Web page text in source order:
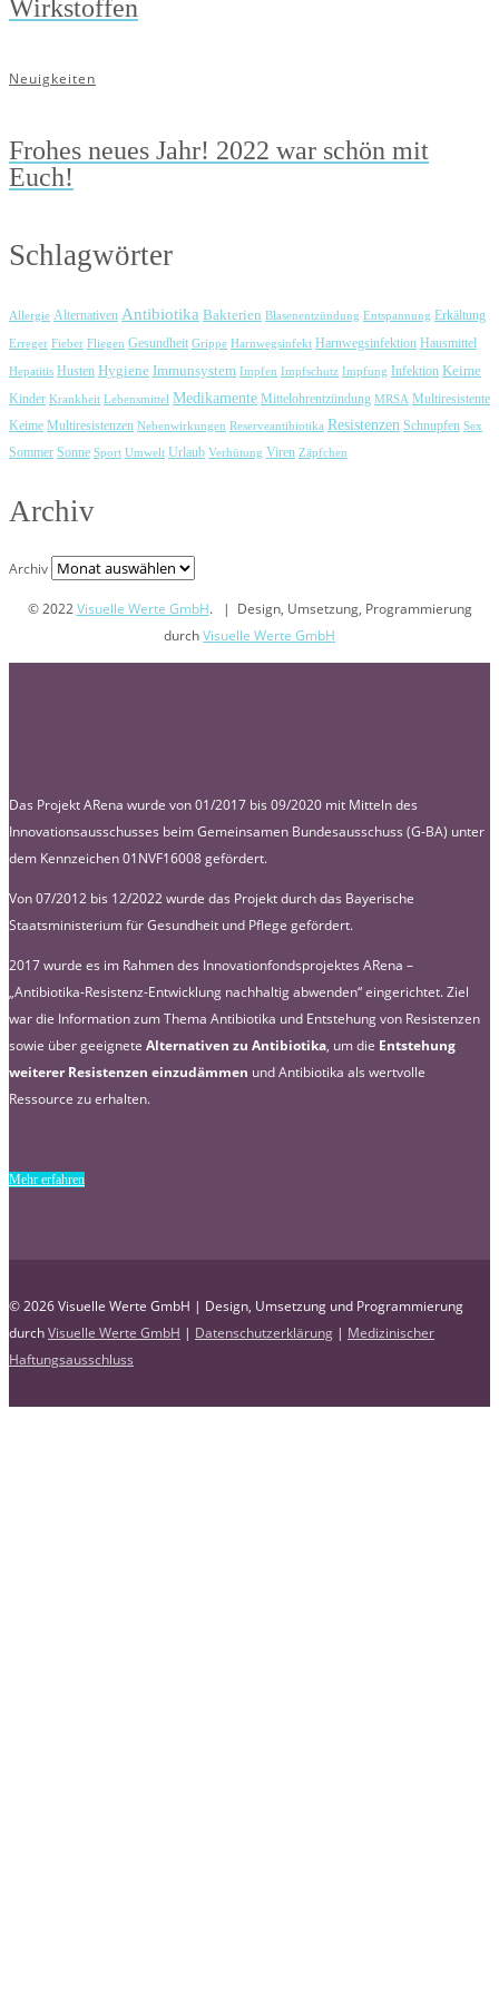
Wirkstoffen
Neuigkeiten
Frohes neues Jahr! 2022 war schön mit
Euch!
Schlagwörter
Allergie Alternativen Antibiotika Bakterien Blasenentzündung Entspannung Erkältung
Erreger Fieber Fliegen Gesundheit Grippe Harnwegsinfekt Harnwegsinfektion Hausmittel
Hepatitis Husten Hygiene Immunsystem Impfen Impfschutz Impfung Infektion Keime
Kinder Krankheit Lebensmittel Medikamente Mittelohrentzündung MRSA Multiresistente
Keime Multiresistenzen Nebenwirkungen Reserveantibiotika Resistenzen Schnupfen Sex
Sommer Sonne Sport Umwelt Urlaub Verhütung Viren Zäpfchen
Archiv
Archiv
© 2022Visuelle Werte GmbH. | Design, Umsetzung, Programmierung
durchVisuelle Werte GmbH
Das Projekt ARena wurde von 01/2017 bis 09/2020 mit Mitteln des
Innovationsausschusses beim Gemeinsamen Bundesausschuss (G-BA) unter
dem Kennzeichen 01NVF16008 gefördert.
Von 07/2012 bis 12/2022 wurde das Projekt durch das Bayerische
Staatsministerium für Gesundheit und Pflege gefördert.
2017 wurde es im Rahmen des Innovationfondsprojektes ARena –
„Antibiotika-Resistenz-Entwicklung nachhaltig abwenden“ eingerichtet. Ziel
war die Information zum Thema Antibiotika und Entstehung von Resistenzen
sowie über geeignete Alternativen zu Antibiotika, um die Entstehung
weiterer Resistenzen einzudämmen und Antibiotika als wertvolle
Ressource zu erhalten.
Mehr erfahren
© 2026 Visuelle Werte GmbH | Design, Umsetzung und Programmierung
durchVisuelle Werte GmbH | Datenschutzerklärung | Medizinischer
Haftungsausschluss